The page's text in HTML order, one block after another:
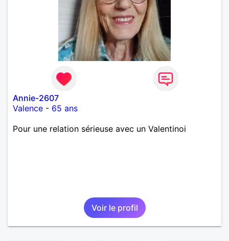
Annie-2607
Valence - 65 ans
Pour une relation sérieuse avec un Valentinoi
Voir le profil